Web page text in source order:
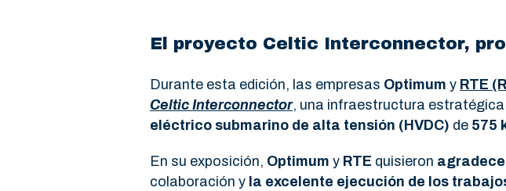
El proyecto Celtic Interconnector,
Durante esta edición, las empresas Optimum y RTE
Celtic Interconnector, una infraestructura
eléctrico submarino de alta tensión (HVDC) de 575
En su exposición, Optimum y RTE quisieron
colaboración y la excelente ejecución de los